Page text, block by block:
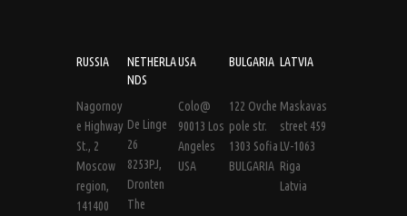
RUSSIA
Nagornoy
e Highway
St., 2
Moscow
region,
141400
NETHERLA
NDS
De Linge
26
8253PJ,
Dronten
The
USA
Colo@
90013 Los
Angeles
USA
BULGARIA
122 Ovche
pole str.
1303 Sofia
BULGARIA
LATVIA
Maskavas
street 459
LV-1063
Riga
Latvia